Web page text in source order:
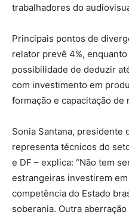
trabalhadores do
Principais pontos de
relator prevê 4%,
possibilidade de deduzir
com investimento em
formação e capacitação de
Sonia Santana, presidente
representa técnicos do
e DF – explica: “Não tem
estrangeiras investirem
competência do Estado
soberania. Outra